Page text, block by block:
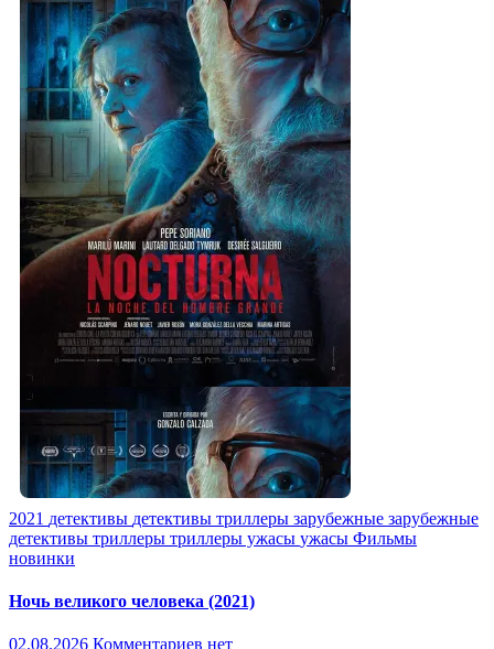
2021 детективы детективы триллеры зарубежные зарубежные
детективы триллеры триллеры ужасы ужасы Фильмы
новинки
Ночь великого человека (2021)
02.08.2026 Комментариев нет